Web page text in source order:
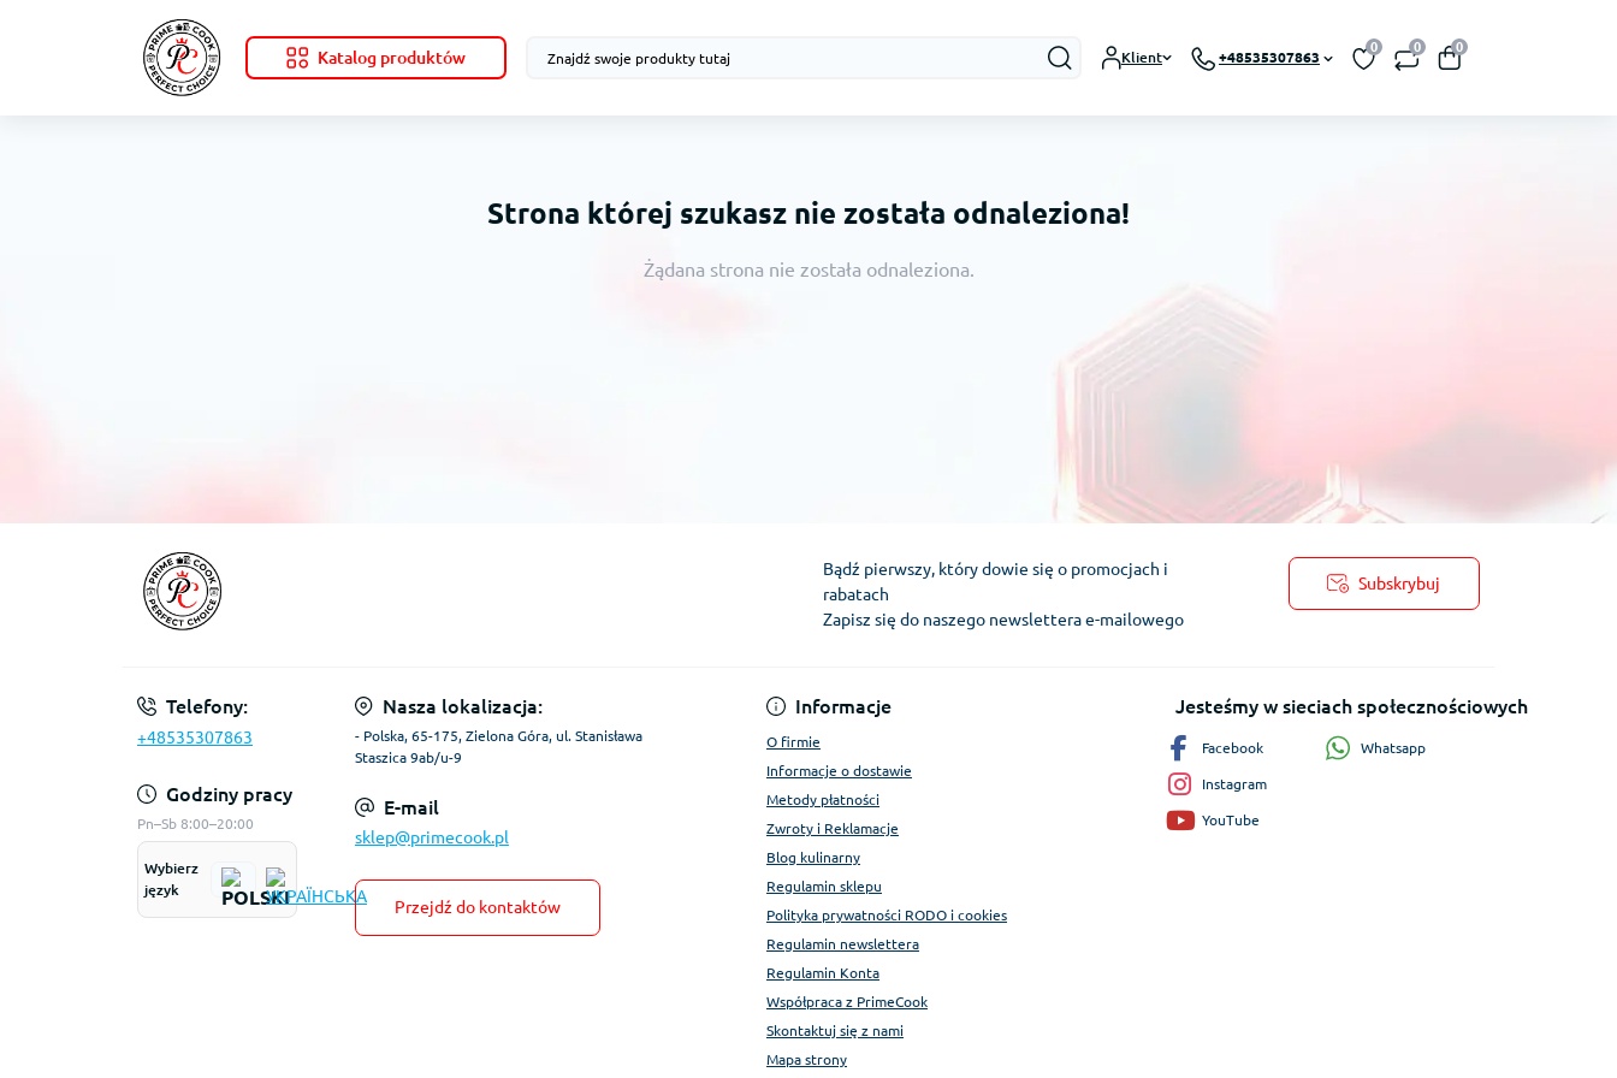
Katalog produktów Klient +48535307863
0 0 0
Strona której szukasz nie została odnaleziona!
Żądana strona nie została odnaleziona.
Bądź pierwszy, który dowie się o promocjach i
rabatach
Zapisz się do naszego newslettera e-mailowego
Subskrybuj
Regulamin Konta
Telefony:
+48535307863
Godziny pracy
Pn–Sb 8:00–20:00
Wybierz
język
Nasza lokalizacja:
- Polska, 65-175, Zielona Góra, ul. Stanisława
Staszica 9ab/u-9
E-mail
sklep@primecook.pl
Przejdź do kontaktów
Informacje
O firmie
Informacje o dostawie
Metody płatności
Zwroty i Reklamacje
Blog kulinarny
Regulamin sklepu
Polityka prywatności RODO i cookies
Regulamin newslettera
Regulamin Konta
Współpraca z PrimeCook
Skontaktuj się z nami
Mapa strony
Jesteśmy w sieciach społecznościowych
Facebook
Instagram
YouTube
Whatsapp